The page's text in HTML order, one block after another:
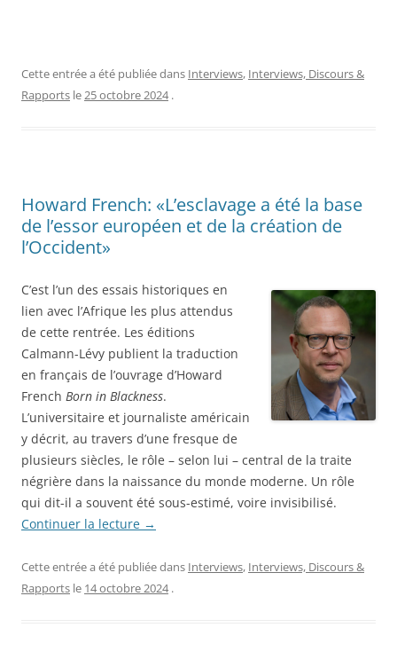
Cette entrée a été publiée dans Interviews, Interviews, Discours &
Rapports le25 octobre 2024 .
Howard French: «L’esclavage a été la base
de l’essor européen et de la création de
l’Occident»
C’est l’un des essais historiques en
lien avec l’Afrique les plus attendus
de cette rentrée. Les éditions
Calmann-Lévy publient la traduction
en français de l’ouvrage d’Howard
French Born in Blackness.
L’universitaire et journaliste américain
y décrit, au travers d’une fresque de
plusieurs siècles, le rôle – selon lui – central de la traite
négrière dans la naissance du monde moderne. Un rôle
qui dit-il a souvent été sous-estimé, voire invisibilisé.
Continuer la lecture →
Cette entrée a été publiée dans Interviews, Interviews, Discours &
Rapports le 14 octobre 2024 .